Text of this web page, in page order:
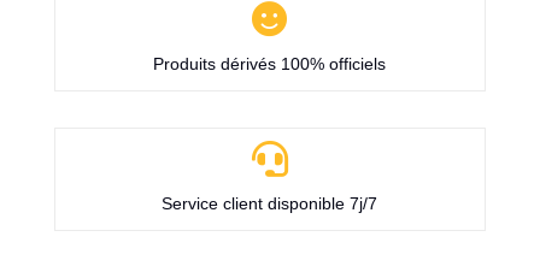

Produits dérivés 100% officiels

Service client disponible 7j/7